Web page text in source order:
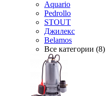
Aquario
Pedrollo
STOUT
Джилекс
Belamos
Все категории (8)